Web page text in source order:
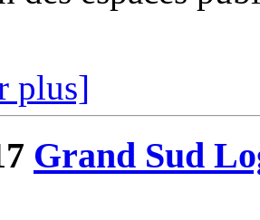
plus]
Grand Sud